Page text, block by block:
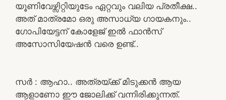
യൂണിവേഴ്സിറ്റിയുടേം ഏറ്റവും വലിയ പ്രതീക്ഷ..
അത് മാത്രമോ ഒരു അസാധ്യ ഗായകനും..
ഗോപിയേട്ടന് കോളേജ് ഇൽ ഫാൻസ്‌
അസോസിയേഷൻ വരെ ഉണ്ട്..
സർ : ആഹാ.. അത്രയ്ക്ക് മിടുക്കൻ ആയ
ആളാണോ ഈ ജോലിക്ക് വന്നിരിക്കുന്നത്.